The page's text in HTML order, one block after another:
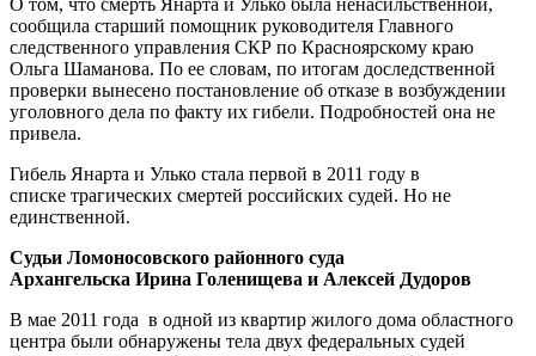
сообщила старший помощник руководителя Главного
следственного управления СКР по Красноярскому краю
Ольга Шаманова. По ее словам, по итогам доследственной
проверки вынесено постановление об отказе в возбуждении
уголовного дела по факту их гибели. Подробностей она не
привела.
Гибель Янарта и Улько стала первой в 2011 году в
списке трагических смертей российских судей. Но не
единственной.
Судьи Ломоносовского районного суда
Архангельска Ирина Голенищева и Алексей Дудоров
В мае 2011 года в одной из квартир жилого дома областного
центра были обнаружены тела двух федеральных судей